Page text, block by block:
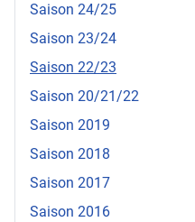
Saison 24/25
Saison 23/24
Saison 22/23
Saison 20/21/22
Saison 2019
Saison 2018
Saison 2017
Saison 2016